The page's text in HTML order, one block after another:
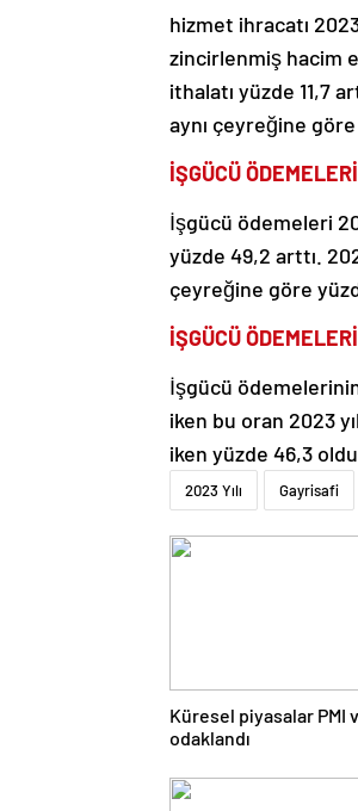
hizmet ihracatı
zincirlenmiş hacim
ithalatı yüzde 11,7
aynı çeyreğine
İŞGÜCÜ
İşgücü ödemeleri
yüzde 49,2 arttı.
çeyreğine göre
İŞGÜCÜ
İşgücü
iken bu oran 2023
iken yüzde 46,3
2023 Yılı Gayrisafi
Küresel piyasalar PMI
odaklandı